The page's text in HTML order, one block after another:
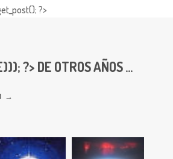
?>
?> DE OTROS AÑOS ...